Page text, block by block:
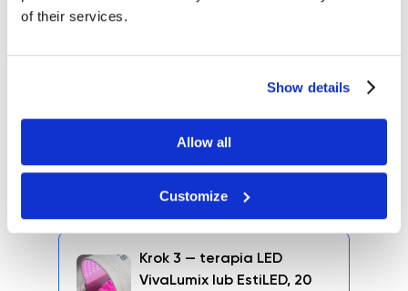
of their services.
Show details
Allow all
Customize
Kluczowy etap terapii
warstwach skóry, wspierając procesy
napięcia i wygładzenia jej struktury.
naruszania powierzchni skóry. Bez
mikrourazów, bez złuszczania i bez
długiego okresu rekonwalescencji.
Krok 3 — terapia LED
VivaLumix lub EstiLED, 20